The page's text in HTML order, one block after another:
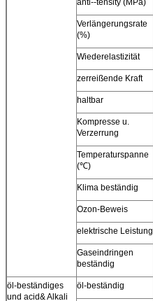
anti--tensity (MPa)
Verlängerungsrate
(%)
Wiederelastizität
zerreißende Kraft
haltbar
Kompresse u.
Verzerrung
Temperaturspanne
(℃)
Klima beständig
Ozon-Beweis
elektrische Leistung
Gaseindringen
beständig
öl-beständiges
und acid& Alkali
öl-beständig